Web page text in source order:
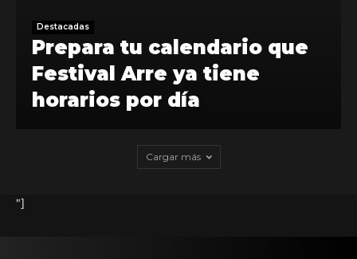
Destacadas
Prepara tu calendario que
Festival Arre ya tiene
horarios por día
Cargar más
"]